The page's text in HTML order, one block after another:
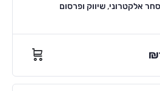
אלקטרוני, שיווק ופרסום
₪